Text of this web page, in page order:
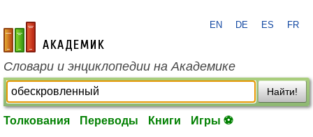
academic.ru
EN DE ES FR
Словари и энциклопедии на Академике
Найти!
Толкования Переводы Книги Игры ⚽